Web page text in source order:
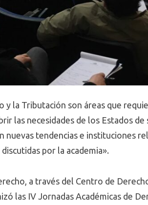
y la Tributación son áreas que
las necesidades de los Estados
nuevas tendencias e instituciones
por la academia».
a través del Centro de
las IV Jornadas Académicas de